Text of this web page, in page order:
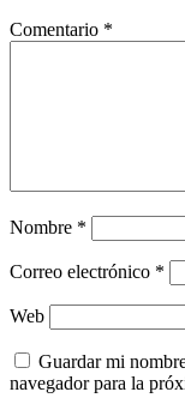
Comentario *
Nombre *
Correo electrónico *
Web
Guardar mi
navegador para la